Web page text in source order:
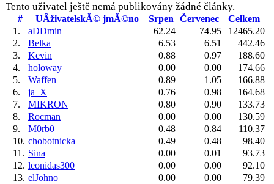
Tento uživatel ještě nemá publikovány žádné články.
# UÂživatelskĂ© jmĂ©no Srpen Červenec
Celkem
1.
aDDmin 62.24 74.95
12465.20
2.
Belka 6.53 6.51
442.46
3.
Kevin 0.88 0.97
188.60
4.
holoway 0.00 0.00
174.66
5.
Waffen 0.89 1.05
166.88
6.
ja_X 0.76 0.98
164.68
7.
MIKRON 0.80 0.90
133.73
8.
Rocman 0.00 0.00
130.59
9.
M0rb0 0.48 0.84
110.37
10. chobotnicka 0.49 0.48
98.40
11. Sina 0.00 0.01
93.73
12. leonidas300 0.00 0.00
92.10
13. elJohno 0.00 0.00
79.39